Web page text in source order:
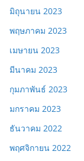
มิถุนายน 2023
พฤษภาคม 2023
เมษายน 2023
มีนาคม 2023
กุมภาพันธ์ 2023
มกราคม 2023
ธันวาคม 2022
พฤศจิกายน 2022